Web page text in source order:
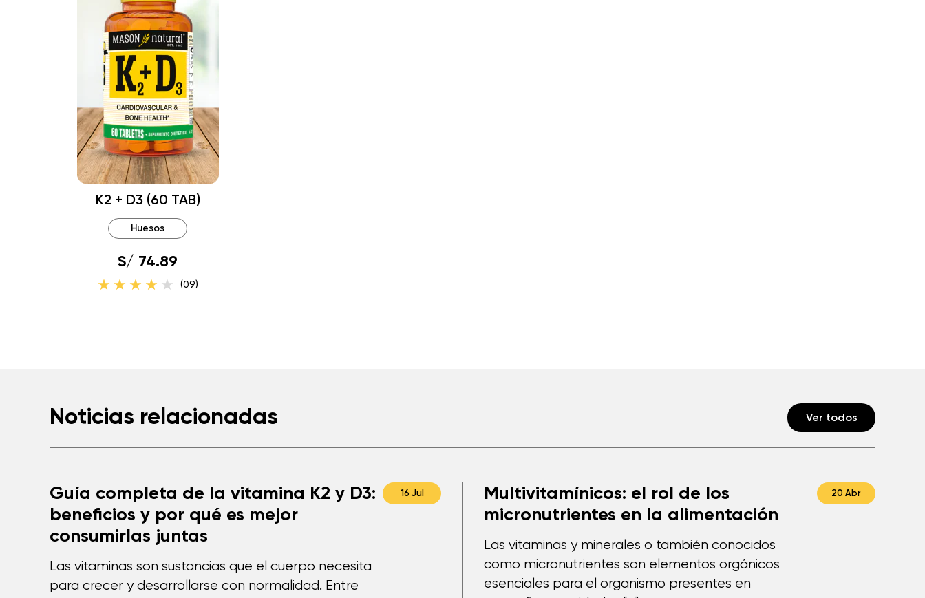
K2 + D3 (60 TAB)
Huesos
S/ 74.89
(09)
Noticias relacionadas Ver todos
Guía completa de la vitamina K2 y D3:
beneficios y por qué es mejor
consumirlas juntas
Las vitaminas son sustancias que el cuerpo necesita
para crecer y desarrollarse con normalidad. Entre
16 Jul
Multivitamínicos: el rol de los
micronutrientes en la alimentación
Las vitaminas y minerales o también conocidos
como micronutrientes son elementos orgánicos
esenciales para el organismo presentes en
20 Abr